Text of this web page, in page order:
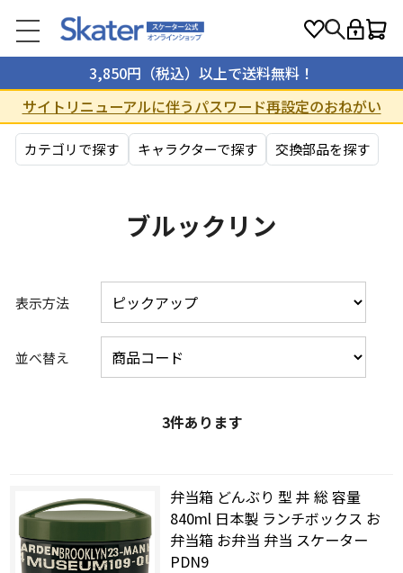
3,850円（税込）以上で送料無料！
サイトリニューアルに伴うパスワード再設定のおねがい
カテゴリで探す キャラクターで探す 交換部品を探す
ブルックリン
表示方法
並べ替え
3件あります
弁当箱 どんぶり 型 丼 総 容量
840ml 日本製 ランチボックス お
弁当箱 お弁当 弁当 スケーター
PDN9